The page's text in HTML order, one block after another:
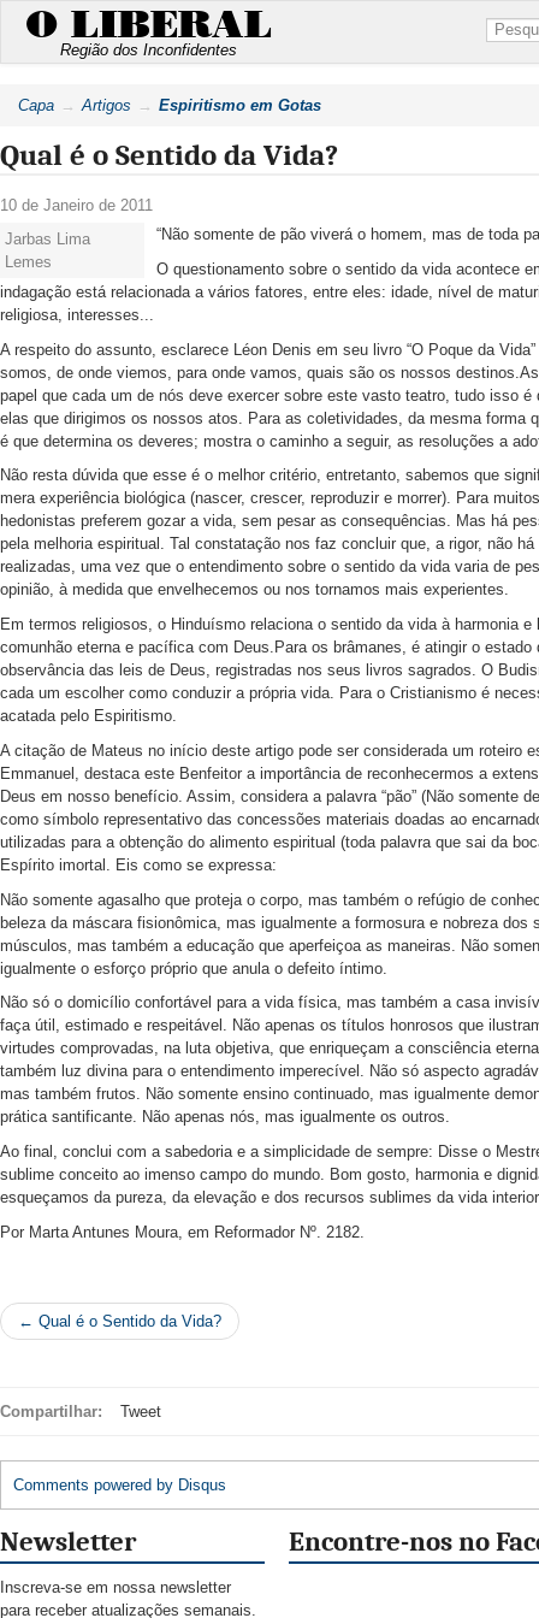
O LIBERAL
Região dos Inconfidentes
Capa Artigos Espiritismo em Gotas
Qual é o Sentido da Vida?
10 de Janeiro de 2011
Jarbas Lima
Lemes
“Não somente de pão viverá o homem, mas de toda
O questionamento sobre o sentido da vida acontece
indagação está relacionada a vários fatores, entre eles: idade, nível de
religiosa, interesses...
A respeito do assunto, esclarece Léon Denis em seu livro “O Poque da
somos, de onde viemos, para onde vamos, quais são os nossos
papel que cada um de nós deve exercer sobre este vasto teatro, tudo isso
elas que dirigimos os nossos atos. Para as coletividades, da mesma forma
é que determina os deveres; mostra o caminho a seguir, as resoluções a
Não resta dúvida que esse é o melhor critério, entretanto, sabemos que
mera experiência biológica (nascer, crescer, reproduzir e morrer). Para
hedonistas preferem gozar a vida, sem pesar as consequências. Mas há
pela melhoria espiritual. Tal constatação nos faz concluir que, a rigor, não
realizadas, uma vez que o entendimento sobre o sentido da vida varia de
opinião, à medida que envelhecemos ou nos tornamos mais experientes.
Em termos religiosos, o Hinduísmo relaciona o sentido da vida à harmonia
comunhão eterna e pacífica com Deus.Para os brâmanes, é atingir o
observância das leis de Deus, registradas nos seus livros sagrados. O
cada um escolher como conduzir a própria vida. Para o Cristianismo é
acatada pelo Espiritismo.
A citação de Mateus no início deste artigo pode ser considerada um roteiro
Emmanuel, destaca este Benfeitor a importância de reconhecermos a
Deus em nosso benefício. Assim, considera a palavra “pão” (Não somente
como símbolo representativo das concessões materiais doadas ao
utilizadas para a obtenção do alimento espiritual (toda palavra que sai da
Espírito imortal. Eis como se expressa:
Não somente agasalho que proteja o corpo, mas também o refúgio de
beleza da máscara fisionômica, mas igualmente a formosura e nobreza dos
músculos, mas também a educação que aperfeiçoa as maneiras. Não
igualmente o esforço próprio que anula o defeito íntimo.
Não só o domicílio confortável para a vida física, mas também a casa
faça útil, estimado e respeitável. Não apenas os títulos honrosos que
virtudes comprovadas, na luta objetiva, que enriqueçam a consciência
também luz divina para o entendimento imperecível. Não só aspecto
mas também frutos. Não somente ensino continuado, mas igualmente
prática santificante. Não apenas nós, mas igualmente os outros.
Ao final, conclui com a sabedoria e a simplicidade de sempre: Disse o
sublime conceito ao imenso campo do mundo. Bom gosto, harmonia e
esqueçamos da pureza, da elevação e dos recursos sublimes da vida
Por Marta Antunes Moura, em Reformador Nº. 2182.
← Qual é o Sentido da Vida?
Compartilhar: Tweet
Comments powered by Disqus
Newsletter
Inscreva-se em nossa newsletter
para receber atualizações semanais.
Encontre-nos no